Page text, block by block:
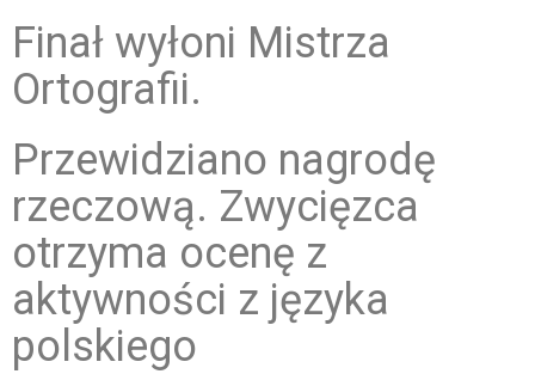
Finał wyłoni Mistrza
Ortografii.
Przewidziano nagrodę
rzeczową. Zwycięzca
otrzyma ocenę z
aktywności z języka
polskiego